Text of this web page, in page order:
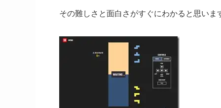
その難しさと面白さがすぐにわかると思いま